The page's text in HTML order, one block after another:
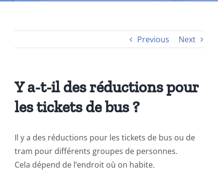
Previous Next
Y a-t-il des réductions pour
les tickets de bus ?
Il y a des réductions pour les tickets de bus ou de
tram pour différents groupes de personnes.
Cela dépend de l’endroit où on habite.